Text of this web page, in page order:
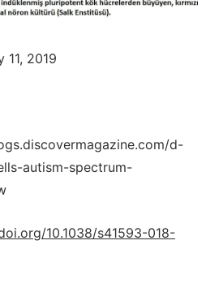
11, 2019
d-
autism-spectrum-
10.1038/s41593-018-